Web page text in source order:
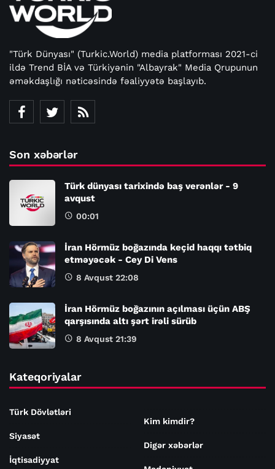
"Türk Dünyası" (Turkic.World) media platforması 2021-ci
ildə Trend BİA və Türkiyənin "Albayrak" Media Qrupunun
əməkdaşlığı nəticəsində fəaliyyətə başlayıb.
Son xəbərlər
Türk dünyası tarixində baş verənlər - 9
avqust
00:01
İran Hörmüz boğazında keçid haqqı tətbiq
etməyəcək - Cey Di Vens
8 Avqust 22:08
İran Hörmüz boğazının açılması üçün ABŞ
qarşısında altı şərt irəli sürüb
8 Avqust 21:39
Kateqoriyalar
Türk Dövlətləri
Siyasət
İqtisadiyyat
Kim kimdir?
Digər xəbərlər